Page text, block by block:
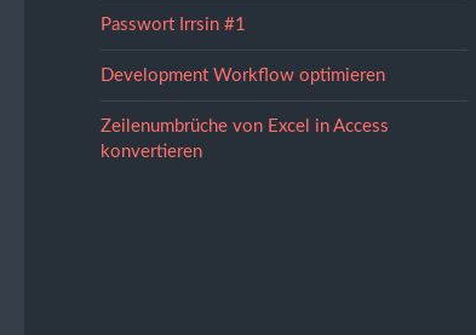
Passwort Irrsin #1
Development Workflow optimieren
Zeilenumbrüche von Excel in Access
konvertieren